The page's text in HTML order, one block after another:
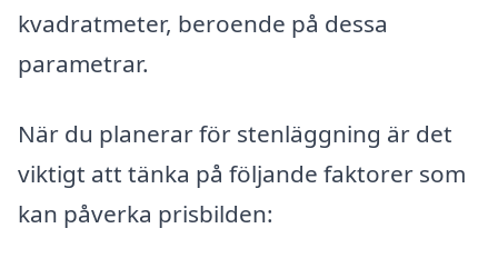
kvadratmeter, beroende på dessa
parametrar.
När du planerar för stenläggning är det
viktigt att tänka på följande faktorer som
kan påverka prisbilden: